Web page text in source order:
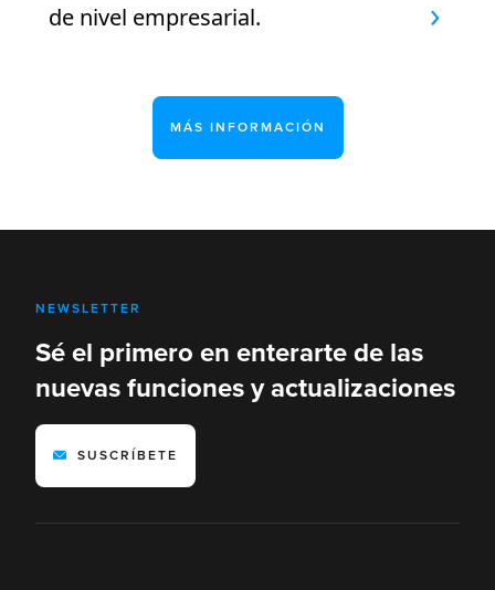
de nivel empresarial.
MÁS INFORMACIÓN
NEWSLETTER
Sé el primero en enterarte de las
nuevas funciones y actualizaciones
SUSCRÍBETE